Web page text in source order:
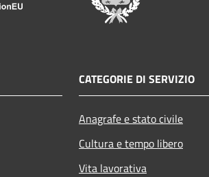
CATEGORIE DI SERVIZIO
Anagrafe e stato civile
Cultura e tempo libero
Vita lavorativa